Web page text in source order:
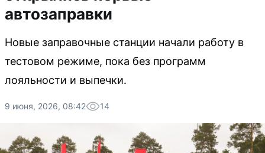
автозаправки
Новые заправочные станции начали работу в
тестовом режиме, пока без программ
лояльности и выпечки.
9 июня, 2026, 08:42 14